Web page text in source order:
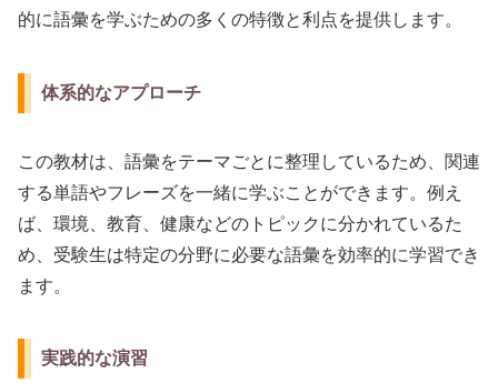
的に語彙を学ぶための多くの特徴と利点を提供します。
体系的なアプローチ
この教材は、語彙をテーマごとに整理しているため、関連
する単語やフレーズを一緒に学ぶことができます。例え
ば、環境、教育、健康などのトピックに分かれているた
め、受験生は特定の分野に必要な語彙を効率的に学習でき
ます。
実践的な演習